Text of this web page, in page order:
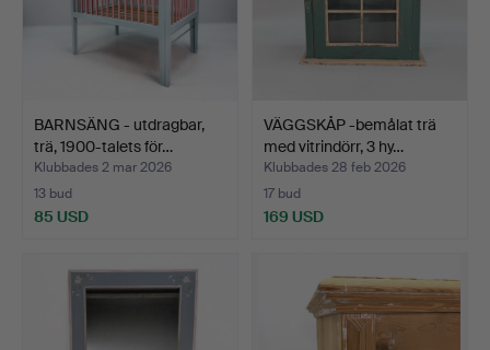
BARNSÄNG - utdragbar,
trä, 1900-talets för…
Klubbades 2 mar 2026
13 bud
85 USD
VÄGGSKÅP -bemålat trä
med vitrindörr, 3 hy…
Klubbades 28 feb 2026
17 bud
169 USD